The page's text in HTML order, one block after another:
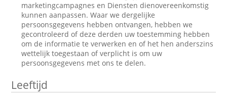
marketingcampagnes en Diensten dienovereenkomstig
kunnen aanpassen. Waar we dergelijke
persoonsgegevens hebben ontvangen, hebben we
gecontroleerd of deze derden uw toestemming hebben
om de informatie te verwerken en of het hen anderszins
wettelijk toegestaan of verplicht is om uw
persoonsgegevens met ons te delen.
Leeftijd